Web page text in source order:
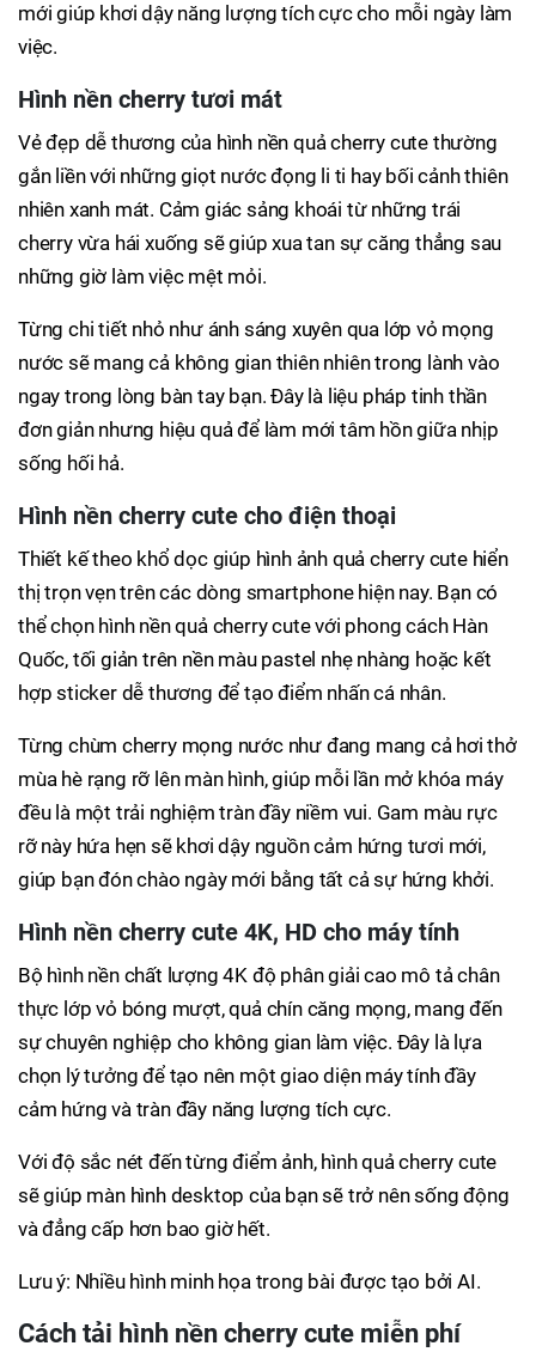
mới giúp khơi dậy năng lượng tích cực cho mỗi ngày làm
việc.
Hình nền cherry tươi mát
Vẻ đẹp dễ thương của hình nền quả cherry cute thường
gắn liền với những giọt nước đọng li ti hay bối cảnh thiên
nhiên xanh mát. Cảm giác sảng khoái từ những trái
cherry vừa hái xuống sẽ giúp xua tan sự căng thẳng sau
những giờ làm việc mệt mỏi.
Từng chi tiết nhỏ như ánh sáng xuyên qua lớp vỏ mọng
nước sẽ mang cả không gian thiên nhiên trong lành vào
ngay trong lòng bàn tay bạn. Đây là liệu pháp tinh thần
đơn giản nhưng hiệu quả để làm mới tâm hồn giữa nhịp
sống hối hả.
Hình nền cherry cute cho điện thoại
Thiết kế theo khổ dọc giúp hình ảnh quả cherry cute hiển
thị trọn vẹn trên các dòng smartphone hiện nay. Bạn có
thể chọn hình nền quả cherry cute với phong cách Hàn
Quốc, tối giản trên nền màu pastel nhẹ nhàng hoặc kết
hợp sticker dễ thương để tạo điểm nhấn cá nhân.
Từng chùm cherry mọng nước như đang mang cả hơi thở
mùa hè rạng rỡ lên màn hình, giúp mỗi lần mở khóa máy
đều là một trải nghiệm tràn đầy niềm vui. Gam màu rực
rỡ này hứa hẹn sẽ khơi dậy nguồn cảm hứng tươi mới,
giúp bạn đón chào ngày mới bằng tất cả sự hứng khởi.
Hình nền cherry cute 4K, HD cho máy tính
Bộ hình nền chất lượng 4K độ phân giải cao mô tả chân
thực lớp vỏ bóng mượt, quả chín căng mọng, mang đến
sự chuyên nghiệp cho không gian làm việc. Đây là lựa
chọn lý tưởng để tạo nên một giao diện máy tính đầy
cảm hứng và tràn đầy năng lượng tích cực.
Với độ sắc nét đến từng điểm ảnh, hình quả cherry cute
sẽ giúp màn hình desktop của bạn sẽ trở nên sống động
và đẳng cấp hơn bao giờ hết.
Lưu ý: Nhiều hình minh họa trong bài được tạo bởi AI.
Cách tải hình nền cherry cute miễn phí